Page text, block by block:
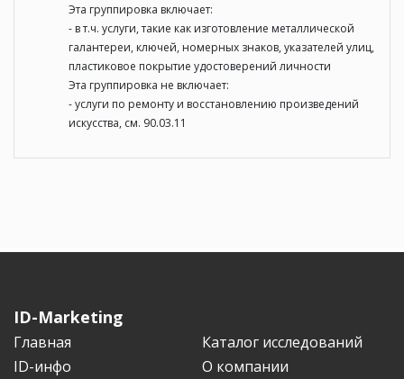
Эта группировка включает:
- в т.ч. услуги, такие как изготовление металлической
галантереи, ключей, номерных знаков, указателей улиц,
пластиковое покрытие удостоверений личности
Эта группировка не включает:
- услуги по ремонту и восстановлению произведений
искусства, см. 90.03.11
ID-Marketing
Главная
Каталог исследований
ID-инфо
О компании